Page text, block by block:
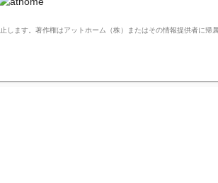
ます。著作権はアットホーム（株）またはその情報提供者に帰属